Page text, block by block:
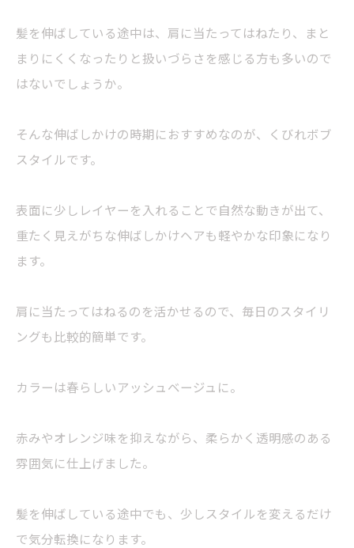
髪を伸ばしている途中は、肩に当たってはねたり、まと
まりにくくなったりと扱いづらさを感じる方も多いので
はないでしょうか。
そんな伸ばしかけの時期におすすめなのが、くびれボブ
スタイルです。
表面に少しレイヤーを入れることで自然な動きが出て、
重たく見えがちな伸ばしかけヘアも軽やかな印象になり
ます。
肩に当たってはねるのを活かせるので、毎日のスタイリ
ングも比較的簡単です。
カラーは春らしいアッシュベージュに。
赤みやオレンジ味を抑えながら、柔らかく透明感のある
雰囲気に仕上げました。
髪を伸ばしている途中でも、少しスタイルを変えるだけ
で気分転換になります。